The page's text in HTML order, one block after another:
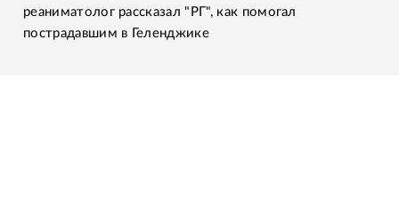
реаниматолог рассказал "РГ", как помогал
пострадавшим в Геленджике